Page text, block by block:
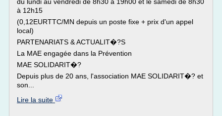
à 12h15
(0,12EURTTC/MN depuis un poste fixe + prix d'un appel
local)
PARTENARIATS & ACTUALIT�?S
La MAE engagée dans la Prévention
MAE SOLIDARIT�?
Depuis plus de 20 ans, l'association MAE SOLIDARIT�? et
son...
Lire la suite